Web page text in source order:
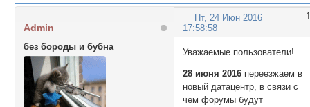
1
Пт, 24 Июн 2016
17:58:58
Admin
без бороды и бубна
Уважаемые пользователи!
28 июня 2016 переезжаем в
новый датацентр, в связи с
чем форумы будут